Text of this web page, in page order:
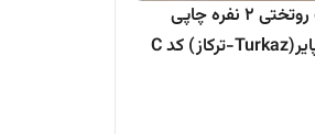
سرویس لحاف روتختی 2 نفره چاپی
تنسل برند اسپایر(Turkaz-ترکاز) کد C